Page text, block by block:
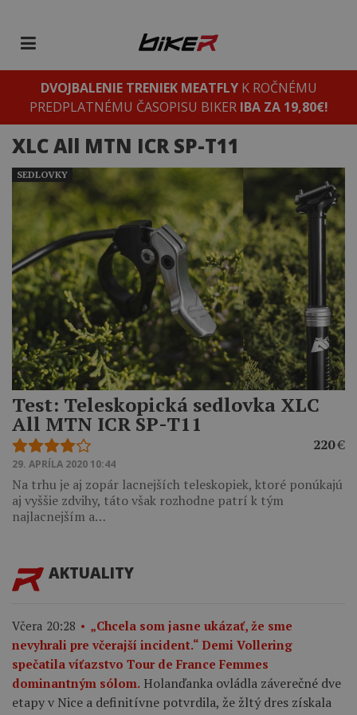
DVOJBALENIE TRENIEK MEATFLYK ROČNÉMU
PREDPLATNÉMU ČASOPISU BIKER IBA ZA 19,80€!
XLC All MTN ICR SP-T11
Test: Teleskopická sedlovka XLC
All MTN ICR SP-T11
220€
29. APRÍLA 2020 10:44
Na trhu je aj zopár lacnejších teleskopiek, ktoré ponúkajú
aj vyššie zdvihy, táto však rozhodne patrí k tým
najlacnejším a…
SEDLOVKY
AKTUALITY
Včera 20:28
„Chcela som jasne ukázať, že sme
nevyhrali pre včerajší incident.“ Demi Vollering
spečatila víťazstvo Tour de France Femmes
dominantným sólom. Holanďanka ovládla záverečné dve
etapy v Nice a definitívne potvrdila, že žltý dres získala